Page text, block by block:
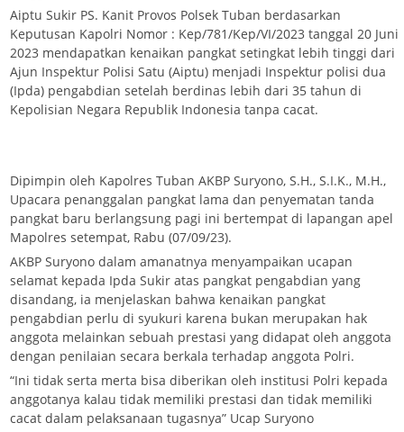
Aiptu Sukir PS. Kanit Provos Polsek Tuban berdasarkan
Keputusan Kapolri Nomor : Kep/781/Kep/VI/2023 tanggal 20 Juni
2023 mendapatkan kenaikan pangkat setingkat lebih tinggi dari
Ajun Inspektur Polisi Satu (Aiptu) menjadi Inspektur polisi dua
(Ipda) pengabdian setelah berdinas lebih dari 35 tahun di
Kepolisian Negara Republik Indonesia tanpa cacat.
Dipimpin oleh Kapolres Tuban AKBP Suryono, S.H., S.I.K., M.H.,
Upacara penanggalan pangkat lama dan penyematan tanda
pangkat baru berlangsung pagi ini bertempat di lapangan apel
Mapolres setempat, Rabu (07/09/23).
AKBP Suryono dalam amanatnya menyampaikan ucapan
selamat kepada Ipda Sukir atas pangkat pengabdian yang
disandang, ia menjelaskan bahwa kenaikan pangkat
pengabdian perlu di syukuri karena bukan merupakan hak
anggota melainkan sebuah prestasi yang didapat oleh anggota
dengan penilaian secara berkala terhadap anggota Polri.
“Ini tidak serta merta bisa diberikan oleh institusi Polri kepada
anggotanya kalau tidak memiliki prestasi dan tidak memiliki
cacat dalam pelaksanaan tugasnya” Ucap Suryono